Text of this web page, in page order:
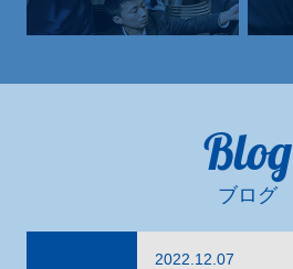
Blog
ブログ
2022.12.07